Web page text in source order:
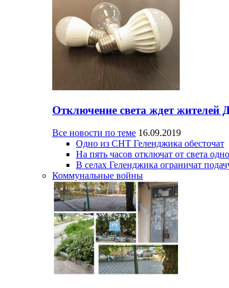
Отключение света ждет жителей
Все новости по теме 16.09.2019
Одно из СНТ Геленджика обесточат
На пять часов отключат от света
В селах Геленджика ограничат
Коммунальные войны